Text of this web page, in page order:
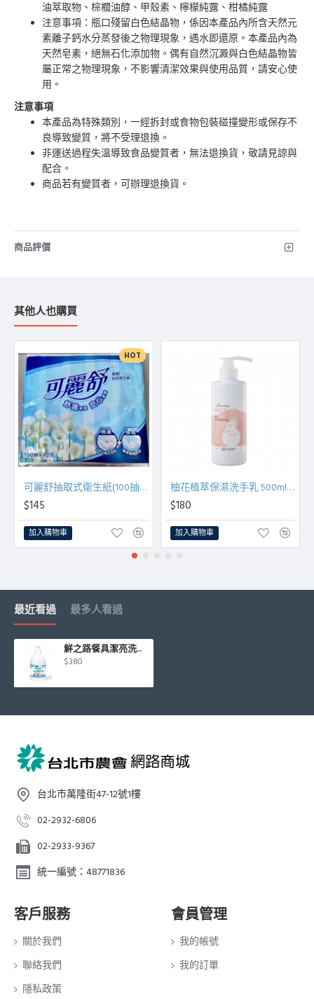
油萃取物、棕櫚油醇、甲殼素、檸檬純露、柑橘純露
注意事項：瓶口殘留白色結晶物，係因本產品內所含天然元
素離子鈣水分蒸發後之物理現象，遇水即還原。本產品內為
天然皂素，絕無石化添加物。偶有自然沉澱與白色結晶物皆
屬正常之物理現象，不影響清潔效果與使用品質，請安心使
用。
注意事項
本產品為特殊類別，一經拆封或食物包裝碰撞變形或保存不
良導致變質，將不受理退換。
非運送過程失溫導致食品變質者，無法退換貨，敬請見諒與
配合。
商品若有變質者，可辦理退換貨。
商品評價
其他人也購買
HOT
可麗舒抽取式衛生紙(100抽x10包)
$145
加入購物車
柚花植萃保濕洗手乳 500ml/瓶
$180
加入購物車
最近看過 最多人看過
鮮之路餐具潔亮洗滌乳550g/瓶
$380
台北市萬隆街47-12號1樓
02-2932-6806
02-2933-9367
統一編號：48771836
客戶服務
關於我們
聯絡我們
隱私政策
會員管理
我的帳號
我的訂單